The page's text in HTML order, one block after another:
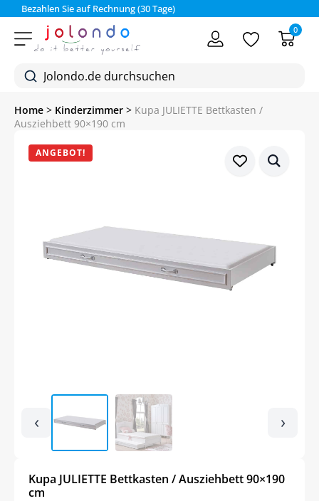
Bezahlen Sie auf Rechnung (30 Tage)
0
Home > Kinderzimmer > Kupa JULIETTE Bettkasten /
Ausziehbett 90×190 cm
ANGEBOT!
‹ ›
Kupa JULIETTE Bettkasten / Ausziehbett 90×190
cm